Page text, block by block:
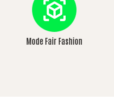
Mode Fair Fashion